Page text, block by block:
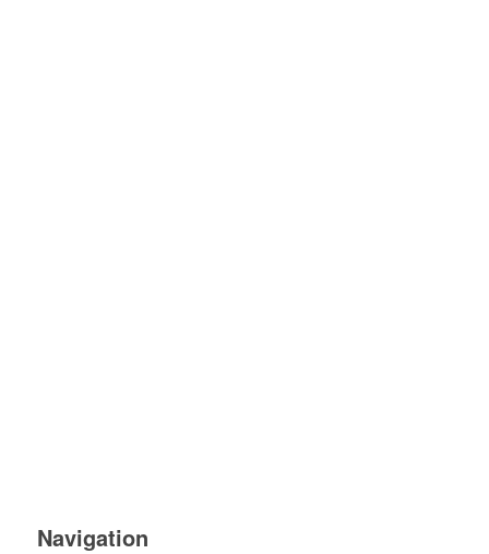
Navigation